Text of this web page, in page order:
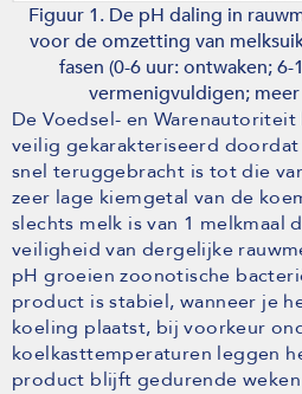
Figuur 1. De pH daling in
voor de omzetting van
fasen (0-6 uur: ontwaken;
vermenigvuldigen;
De Voedsel- en
veilig gekarakteriseerd
snel teruggebracht is tot die
zeer lage kiemgetal van de
slechts melk is van 1 melkmaal
veiligheid van dergelijke
pH groeien zoonotische
product is stabiel, wanneer je
koeling plaatst, bij voorkeur
koelkasttemperaturen leggen
product blijft gedurende